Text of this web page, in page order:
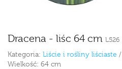
Dracena - liśc 64 cm L526
Kategoria: Liście i rośliny liściaste /
Wielkość: 64 cm